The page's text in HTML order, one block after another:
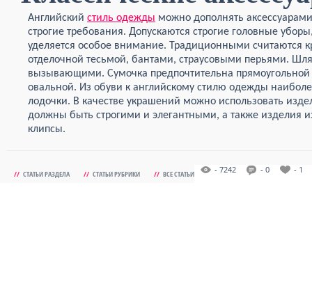
Английский стиль одежды можно дополнять
строгие требования. Допускаются строгие головные
уделяется особое внимание. Традиционными считаются
отделочной тесьмой, бантами, страусовыми перьями.
вызывающими. Сумочка предпочтительна
овальной. Из обуви к английскому стилю одежды
лодочки. В качестве украшений можно использовать
должны быть строгими и элегантными, а также изделия
клипсы.
// СТАТЬИ РАЗДЕЛА // СТАТЬИ РУБРИКИ // ВСЕ СТАТЬИ - 7242 - 0 - 1